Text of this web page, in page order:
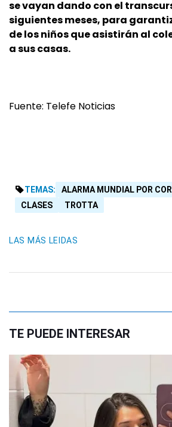
se vayan dando con el
siguientes meses, para
de los niños que asistirán al
a sus casas.
Fuente: Telefe Noticias
TEMAS:
ALARMA MUNDIAL POR
CLASES
TROTTA
LAS MÁS LEIDAS
TE PUEDE INTERESAR